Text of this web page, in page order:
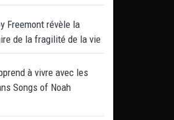
Freemont révèle la
de la fragilité de la vie
à vivre avec les
Songs of Noah